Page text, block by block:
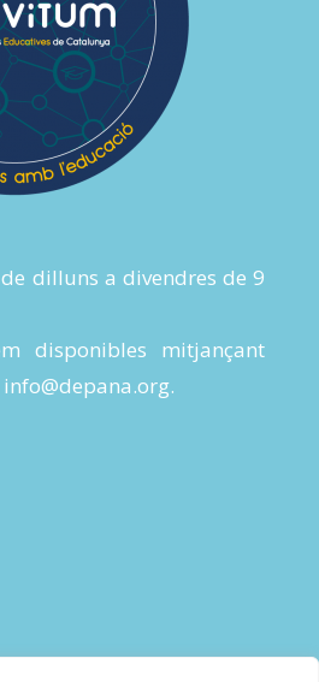
dilluns a divendres de 9
disponibles mitjançant
info@depana.org.